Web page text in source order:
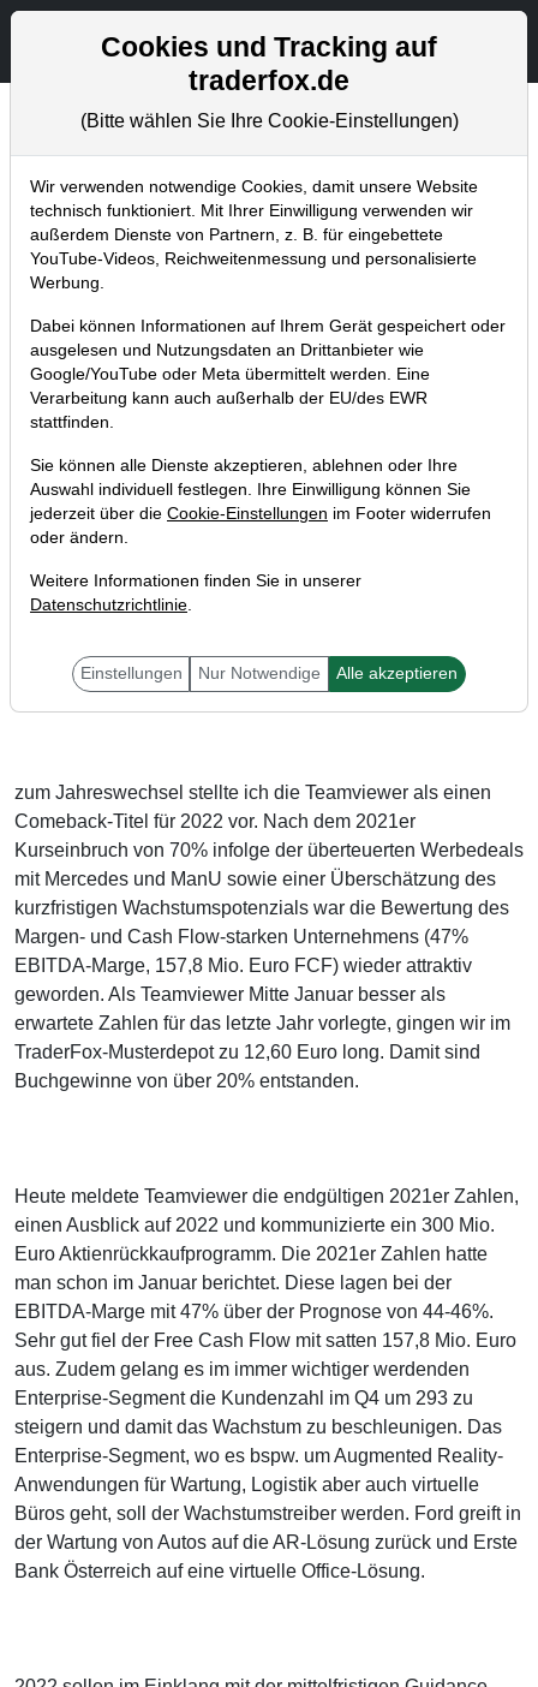
Aktien- und Artikelsuche
Tradingerfolge
Home Blog Tradingerfolge
Musterdepot-Update: Der
Teamviewer-Trade läuft über 20% in
den Buchgewinn
02.02.2022 um 20:31 Uhr | TraderFox GmbH
Liebe Trader,
zum Jahreswechsel stellte ich die Teamviewer als einen
Comeback-Titel für 2022 vor. Nach dem 2021er
Kurseinbruch von 70% infolge der überteuerten Werbedeals
mit Mercedes und ManU sowie einer Überschätzung des
kurzfristigen Wachstumspotenzials war die Bewertung des
Margen- und Cash Flow-starken Unternehmens (47%
EBITDA-Marge, 157,8 Mio. Euro FCF) wieder attraktiv
geworden. Als Teamviewer Mitte Januar besser als
erwartete Zahlen für das letzte Jahr vorlegte, gingen wir im
TraderFox-Musterdepot zu 12,60 Euro long. Damit sind
Buchgewinne von über 20% entstanden.
Heute meldete Teamviewer die endgültigen 2021er Zahlen,
einen Ausblick auf 2022 und kommunizierte ein 300 Mio.
Euro Aktienrückkaufprogramm. Die 2021er Zahlen hatte
man schon im Januar berichtet. Diese lagen bei der
EBITDA-Marge mit 47% über der Prognose von 44-46%.
Sehr gut fiel der Free Cash Flow mit satten 157,8 Mio. Euro
aus. Zudem gelang es im immer wichtiger werdenden
Enterprise-Segment die Kundenzahl im Q4 um 293 zu
steigern und damit das Wachstum zu beschleunigen. Das
Enterprise-Segment, wo es bspw. um Augmented Reality-
Anwendungen für Wartung, Logistik aber auch virtuelle
Büros geht, soll der Wachstumstreiber werden. Ford greift in
der Wartung von Autos auf die AR-Lösung zurück und Erste
Bank Österreich auf eine virtuelle Office-Lösung.
Cookies und Tracking auf
traderfox.de
(Bitte wählen Sie Ihre Cookie-Einstellungen)
Wir verwenden notwendige Cookies, damit unsere Website
technisch funktioniert. Mit Ihrer Einwilligung verwenden wir
außerdem Dienste von Partnern, z. B. für eingebettete
YouTube-Videos, Reichweitenmessung und personalisierte
Werbung.
Dabei können Informationen auf Ihrem Gerät gespeichert oder
ausgelesen und Nutzungsdaten an Drittanbieter wie
Google/YouTube oder Meta übermittelt werden. Eine
Verarbeitung kann auch außerhalb der EU/des EWR
stattfinden.
Sie können alle Dienste akzeptieren, ablehnen oder Ihre
Auswahl individuell festlegen. Ihre Einwilligung können Sie
jederzeit über die Cookie-Einstellungen im Footer widerrufen
oder ändern.
Weitere Informationen finden Sie in unserer
Datenschutzrichtlinie.
Einstellungen Nur Notwendige Alle akzeptieren